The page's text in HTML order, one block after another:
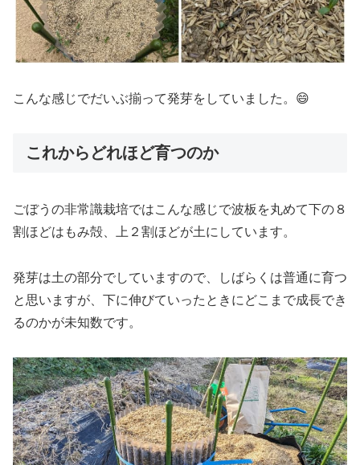
こんな感じでだいぶ揃って発芽をしていました。😄
これからどれほど育つのか
ごぼうの非常識栽培ではこんな感じで波板を丸めて下の８
割ほどはもみ殻、上２割ほどが土にしています。
発芽は土の部分でしていますので、しばらくは普通に育つ
と思いますが、下に伸びていったときにどこまで成長でき
るのかが未知数です。